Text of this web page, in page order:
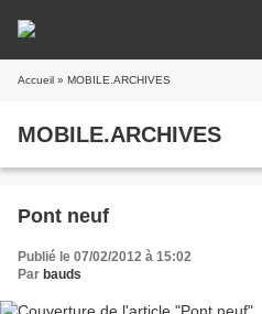
Accueil » MOBILE.ARCHIVES
MOBILE.ARCHIVES
Pont neuf
Publié le 07/02/2012 à 15:02
Par bauds